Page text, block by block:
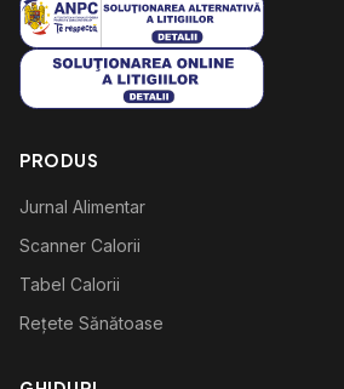
PRODUS
Jurnal Alimentar
Scanner Calorii
Tabel Calorii
Rețete Sănătoase